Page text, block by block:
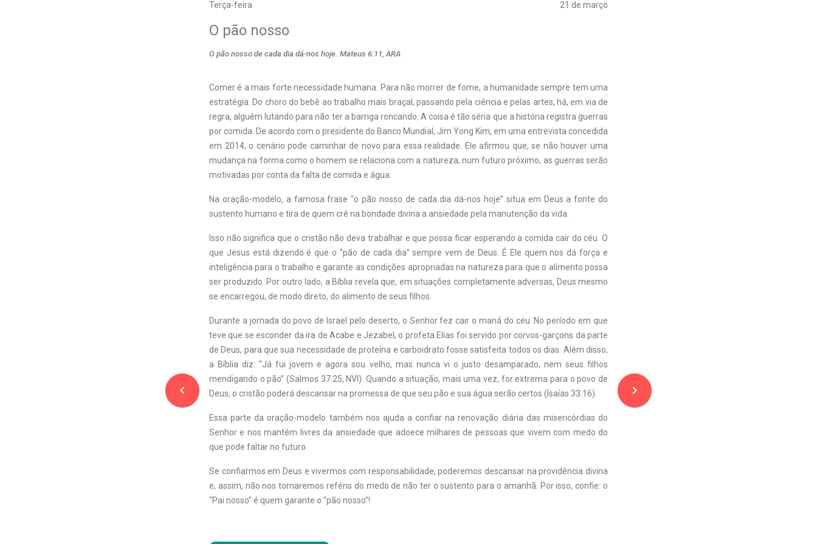
Terça-feira 21 de março
navigate_before
O pão nosso
O pão nosso de cada dia dá-nos hoje. Mateus 6:11, ARA
Comer é a mais forte necessidade humana. Para não morrer de fome, a humanidade sempre tem uma
estratégia. Do choro do bebê ao trabalho mais braçal, passando pela ciência e pelas artes, há, em via de
regra, alguém lutando para não ter a barriga roncando. A coisa é tão séria que a história registra guerras
por comida. De acordo com o presidente do Banco Mundial, Jim Yong Kim, em uma entrevista concedida
em 2014, o cenário pode caminhar de novo para essa realidade. Ele afirmou que, se não houver uma
mudança na forma como o homem se relaciona com a natureza, num futuro próximo, as guerras serão
motivadas por conta da falta de comida e água.
Na oração-modelo, a famosa frase “o pão nosso de cada dia dá-nos hoje” situa em Deus a fonte do
sustento humano e tira de quem crê na bondade divina a ansiedade pela manutenção da vida.
Isso não significa que o cristão não deva trabalhar e que possa ficar esperando a comida cair do céu. O
que Jesus está dizendo é que o “pão de cada dia” sempre vem de Deus. É Ele quem nos dá força e
inteligência para o trabalho e garante as condições apropriadas na natureza para que o alimento possa
ser produzido. Por outro lado, a Bíblia revela que, em situações completamente adversas, Deus mesmo
se encarregou, de modo direto, do alimento de seus filhos.
Durante a jornada do povo de Israel pelo deserto, o Senhor fez cair o maná do céu. No período em que
teve que se esconder da ira de Acabe e Jezabel, o profeta Elias foi servido por corvos-garçons da parte
de Deus, para que sua necessidade de proteína e carboidrato fosse satisfeita todos os dias. Além disso,
a Bíblia diz: “Já fui jovem e agora sou velho, mas nunca vi o justo desamparado, nem seus filhos
mendigando o pão” (Salmos 37:25, NVI). Quando a situação, mais uma vez, for extrema para o povo de
Deus, o cristão poderá descansar na promessa de que seu pão e sua água serão certos (Isaías 33:16).
Essa parte da oração-modelo também nos ajuda a confiar na renovação diária das misericórdias do
Senhor e nos mantém livres da ansiedade que adoece milhares de pessoas que vivem com medo do
que pode faltar no futuro.
Se confiarmos em Deus e vivermos com responsabilidade, poderemos descansar na providência divina
e, assim, não nos tornaremos reféns do medo de não ter o sustento para o amanhã. Por isso, confie: o
“Pai nosso” é quem garante o “pão nosso”!
navigate_next